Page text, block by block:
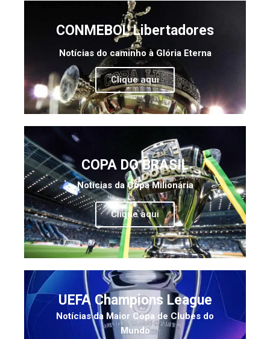
CONMEBOL Libertadores
Notícias do caminho à Glória Eterna
Clique aqui
COPA DO BRASIL
Notícias da Copa Milionária
Clique aqui
UEFA Champions League
Notícias da Maior Copa de Clubes do
Mundo